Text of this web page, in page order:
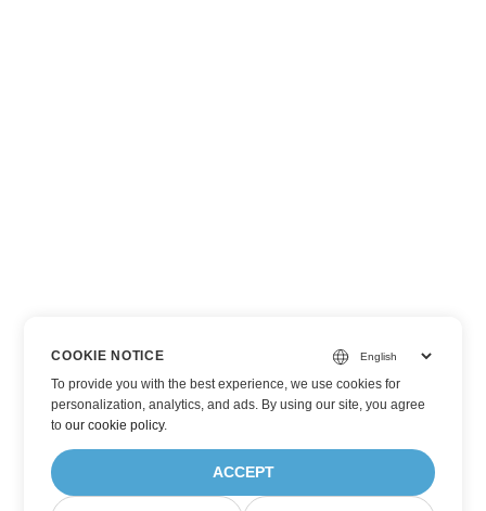
COOKIE NOTICE
To provide you with the best experience, we use cookies for
personalization, analytics, and ads. By using our site, you agree
toour cookie policy.
ACCEPT